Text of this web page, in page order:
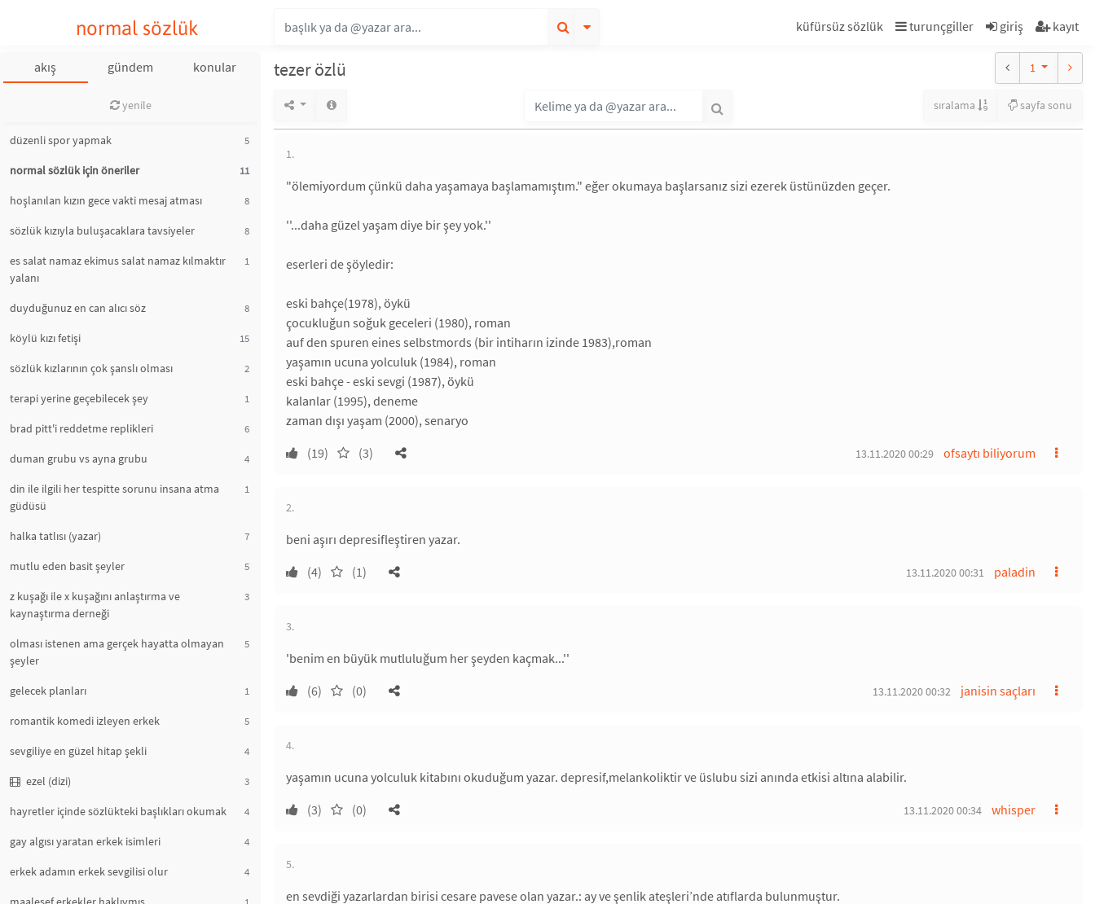
normal sözlük küfürsüz sözlük turunçgiller giriş kayıt
akış gündem konular
yenile
düzenli spor yapmak 5
normal sözlük için öneriler 11
hoşlanılan kızın gece vakti mesaj atması 8
sözlük kızıyla buluşacaklara tavsiyeler 8
es salat namaz ekimus salat namaz kılmaktır
yalanı
1
duyduğunuz en can alıcı söz 8
köylü kızı fetişi 15
sözlük kızlarının çok şanslı olması 2
terapi yerine geçebilecek şey 1
brad pitt'i reddetme replikleri 6
duman grubu vs ayna grubu 4
din ile ilgili her tespitte sorunu insana atma
güdüsü
1
halka tatlısı (yazar) 7
mutlu eden basit şeyler 5
z kuşağı ile x kuşağını anlaştırma ve
kaynaştırma derneği
3
olması istenen ama gerçek hayatta olmayan
şeyler
5
gelecek planları 1
romantik komedi izleyen erkek 5
sevgiliye en güzel hitap şekli 4
ezel (dizi) 3
hayretler içinde sözlükteki başlıkları okumak 4
gay algısı yaratan erkek isimleri 4
erkek adamın erkek sevgilisi olur 4
1
tezer özlü 1
sıralama sayfa sonu
1.
"ölemiyordum çünkü daha yaşamaya başlamamıştım." eğer okumaya başlarsanız sizi ezerek üstünüzden geçer.
''...daha güzel yaşam diye bir şey yok.''
eserleri de şöyledir:
eski bahçe(1978), öykü
çocukluğun soğuk geceleri (1980), roman
auf den spuren eines selbstmords (bir intiharın izinde 1983),roman
yaşamın ucuna yolculuk (1984), roman
eski bahçe - eski sevgi (1987), öykü
kalanlar (1995), deneme
zaman dışı yaşam (2000), senaryo
(19)
(3) ofsaytı biliyorum
13.11.2020 00:29
2.
beni aşırı depresifleştiren yazar.
(4)
(1) paladin
13.11.2020 00:31
3.
'benim en büyük mutluluğum her şeyden kaçmak...''
(6)
(0) janisin saçları
13.11.2020 00:32
4.
yaşamın ucuna yolculuk kitabını okuduğum yazar. depresif,melankoliktir ve üslubu sizi anında etkisi altına alabilir.
(3)
(0) whisper
13.11.2020 00:34
5.
en sevdiği yazarlardan birisi cesare pavese olan yazar.: ay ve şenlik ateşleri’nde atıflarda bulunmuştur.